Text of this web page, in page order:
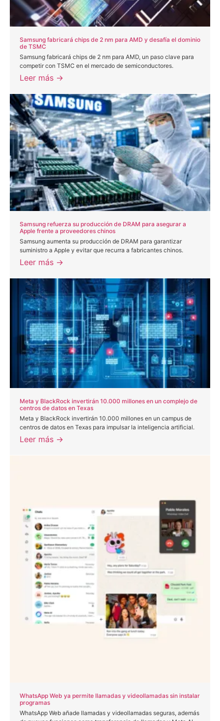
Samsung fabricará chips de 2 nm para AMD y desafía el dominio
de TSMC
Samsung fabricará chips de 2 nm para AMD, un paso clave para
competir con TSMC en el mercado de semiconductores.
Leer más →
Samsung refuerza su producción de DRAM para asegurar a
Apple frente a proveedores chinos
Samsung aumenta su producción de DRAM para garantizar
suministro a Apple y evitar que recurra a fabricantes chinos.
Leer más →
Meta y BlackRock invertirán 10.000 millones en un complejo de
centros de datos en Texas
Meta y BlackRock invertirán 10.000 millones en un campus de
centros de datos en Texas para impulsar la inteligencia artificial.
Leer más →
WhatsApp Web ya permite llamadas y videollamadas sin instalar
programas
WhatsApp Web añade llamadas y videollamadas seguras, además